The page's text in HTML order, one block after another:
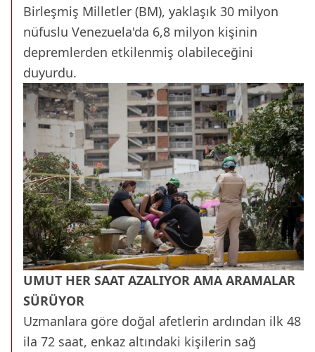
Birleşmiş Milletler (BM), yaklaşık 30 milyon
nüfuslu Venezuela'da 6,8 milyon kişinin
depremlerden etkilenmiş olabileceğini
duyurdu.
UMUT HER SAAT AZALIYOR AMA ARAMALAR
SÜRÜYOR
Uzmanlara göre doğal afetlerin ardından ilk 48
ila 72 saat, enkaz altındaki kişilerin sağ